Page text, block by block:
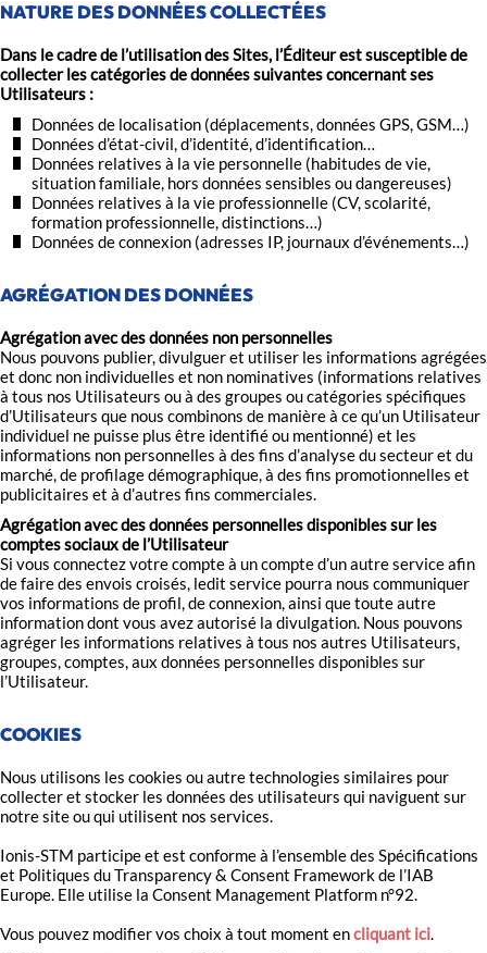
NATURE DES DONNÉES COLLECTÉES
Dans le cadre de l’utilisation des Sites, l’Éditeur est susceptible de
collecter les catégories de données suivantes concernant ses
Utilisateurs :
Données de localisation (déplacements, données GPS, GSM…)
Données d’état-civil, d’identité, d’identification…
Données relatives à la vie personnelle (habitudes de vie,
situation familiale, hors données sensibles ou dangereuses)
Données relatives à la vie professionnelle (CV, scolarité,
formation professionnelle, distinctions…)
Données de connexion (adresses IP, journaux d’événements…)
AGRÉGATION DES DONNÉES
Agrégation avec des données non personnelles
Nous pouvons publier, divulguer et utiliser les informations agrégées
et donc non individuelles et non nominatives (informations relatives
à tous nos Utilisateurs ou à des groupes ou catégories spécifiques
d’Utilisateurs que nous combinons de manière à ce qu’un Utilisateur
individuel ne puisse plus être identifié ou mentionné) et les
informations non personnelles à des fins d’analyse du secteur et du
marché, de profilage démographique, à des fins promotionnelles et
publicitaires et à d’autres fins commerciales.
Agrégation avec des données personnelles disponibles sur les
comptes sociaux de l’Utilisateur
Si vous connectez votre compte à un compte d’un autre service afin
de faire des envois croisés, ledit service pourra nous communiquer
vos informations de profil, de connexion, ainsi que toute autre
information dont vous avez autorisé la divulgation. Nous pouvons
agréger les informations relatives à tous nos autres Utilisateurs,
groupes, comptes, aux données personnelles disponibles sur
l’Utilisateur.
COOKIES
Nous utilisons les cookies ou autre technologies similaires pour
collecter et stocker les données des utilisateurs qui naviguent sur
notre site ou qui utilisent nos services.
Ionis-STM participe et est conforme à l’ensemble des Spécifications
et Politiques du Transparency & Consent Framework de l’IAB
Europe. Elle utilise la Consent Management Platform n°92.
Vous pouvez modifier vos choix à tout moment encliquant ici.